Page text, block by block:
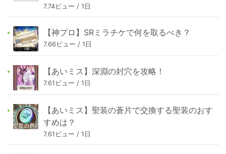
7.74ビュー / 1日
【神プロ】SRミラチケで何を取るべき？
7.66ビュー / 1日
【あいミス】深淵の封穴を攻略！
7.61ビュー / 1日
【あいミス】聖装の蒼片で交換する聖装のおす
すめは？
7.61ビュー / 1日